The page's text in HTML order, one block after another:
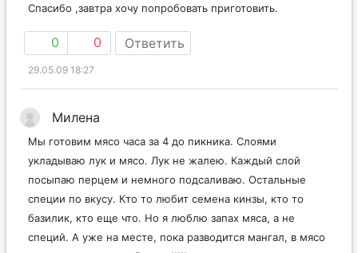
Спасибо ,завтра хочу попробовать приготовить.
0 0 Ответить
29.05.09 18:27
Милена
Мы готовим мясо часа за 4 до пикника. Слоями
укладываю лук и мясо. Лук не жалею. Каждый слой
посыпаю перцем и немного подсаливаю. Остальные
специи по вкусу. Кто то любит семена кинзы, кто то
базилик, кто еще что. Но я люблю запах мяса, а не
специй. А уже на месте, пока разводится мангал, в мясо